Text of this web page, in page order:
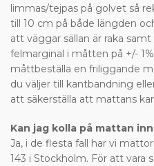
limmas/tejpas på golvet så
till 10 cm på både längden
att väggar sällan är raka
felmarginal i måtten på +/-
måttbeställa en friliggande
du väljer till kantbandning
att säkerställa att mattans
Kan jag kolla på mattan
Ja, i de flesta fall har vi
143 i Stockholm. För att vara